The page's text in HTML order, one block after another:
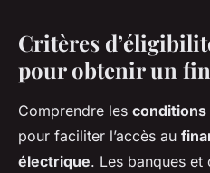
Critères
pour obtenir un
Comprendre les conditions
pour faciliter l’accès au
électrique. Les banques et